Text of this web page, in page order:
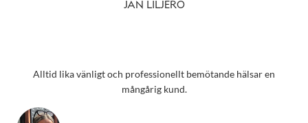
JAN LILJERO
Alltid lika vänligt och professionellt bemötande hälsar en
mångårig kund.